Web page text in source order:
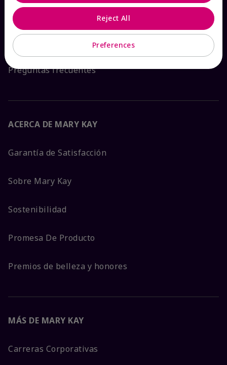
Contáctanos
Catálogos interactivos
Preguntas frecuentes
ACERCA DE MARY KAY
Garantía de Satisfacción
Sobre Mary Kay
Sostenibilidad
Promesa De Producto
Premios de belleza y honores
MÁS DE MARY KAY
Carreras Corporativas
Preferences
Reject All